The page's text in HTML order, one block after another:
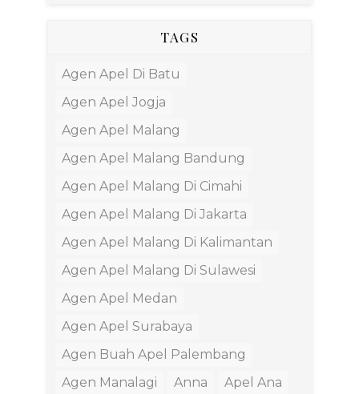
TAGS
Agen Apel Di Batu
Agen Apel Jogja
Agen Apel Malang
Agen Apel Malang Bandung
Agen Apel Malang Di Cimahi
Agen Apel Malang Di Jakarta
Agen Apel Malang Di Kalimantan
Agen Apel Malang Di Sulawesi
Agen Apel Medan
Agen Apel Surabaya
Agen Buah Apel Palembang
Agen Manalagi
Anna
Apel Ana